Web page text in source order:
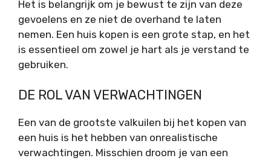
Het is belangrijk om je bewust te zijn van deze
gevoelens en ze niet de overhand te laten
nemen. Een huis kopen is een grote stap, en het
is essentieel om zowel je hart als je verstand te
gebruiken.
DE ROL VAN VERWACHTINGEN
Een van de grootste valkuilen bij het kopen van
een huis is het hebben van onrealistische
verwachtingen. Misschien droom je van een